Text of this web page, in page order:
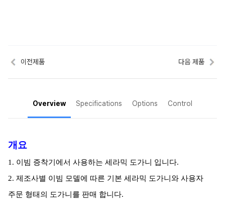
이전제품 다음 제품
Overview Specifications Options Control
개요
1. 이빔 증착기에서 사용하는 세라믹 도가니 입니다.
2. 제조사별 이빔 모델에 따른 기본 세라믹 도가니와 사용자
주문 형태의 도가니를 판매 합니다.